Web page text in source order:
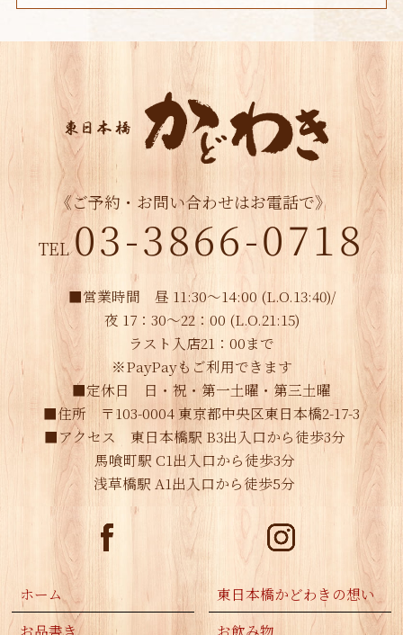
2019年7月
2019年6月
2019年5月 (1)
2019年3月
2019年1月(1)
2018年12月(2)
2018年11月
2018年10月(1)
2017年12月 (1)
2017年8月(1)
2017年7月(1)
2017年4月(1)
2017年3月(1)
2017年1月
2016年12月
2016年11月
2016年10月(2)
《ご予約・お問い合わせはお電話で》
TEL03-3866-0718
■営業時間 昼 11:30～14:00 (L.O.13:40)/
夜 17：30～22：00 (L.O.21:15)
ラスト入店21：00まで
※PayPayもご利用できます
■定休日 日・祝・第一土曜・第三土曜
■住所 〒103-0004 東京都中央区東日本橋2-17-3
■アクセス 東日本橋駅 B3出入口から徒歩3分
馬喰町駅 C1出入口から徒歩3分
浅草橋駅 A1出入口から徒歩5分
ホーム
東日本橋かどわきの想い
お品書き
お飲み物